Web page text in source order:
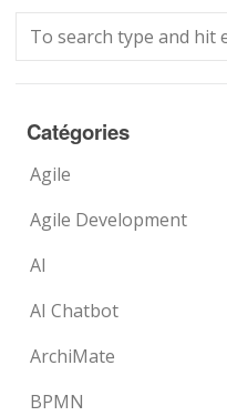
Catégories
Agile
Agile Development
AI
AI Chatbot
ArchiMate
BPMN